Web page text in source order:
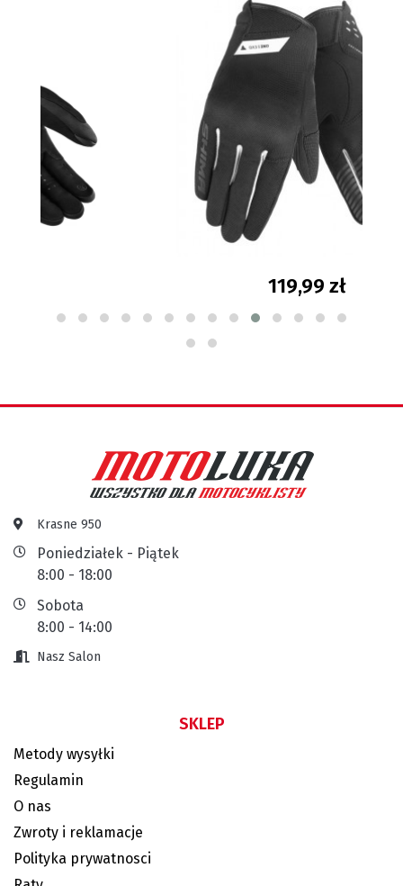
Krasne 950
Poniedziałek - Piątek
8:00 - 18:00
Sobota
8:00 - 14:00
Nasz Salon
SKLEP
Metody wysyłki
Regulamin
O nas
Zwroty i reklamacje
Polityka prywatnosci